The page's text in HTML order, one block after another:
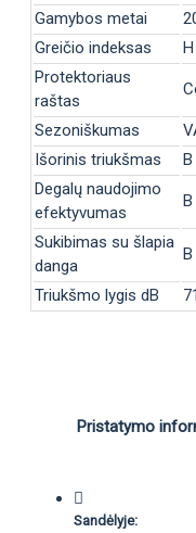
Gamybos metai
Greičio indeksas
Protektoriaus
raštas
Sezoniškumas
Išorinis triukšmas
B
Degalų naudojimo
efektyvumas
B
Sukibimas su šlapia
danga
B
Triukšmo lygis dB 71
Pristatymo
Sandėlyje: